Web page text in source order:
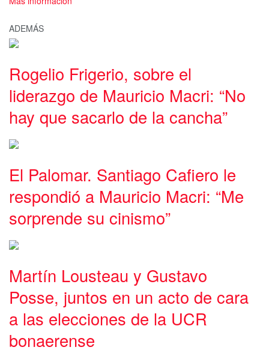
ADEMÁS
Rogelio Frigerio, sobre el
liderazgo de Mauricio Macri: “No
hay que sacarlo de la cancha”
El Palomar. Santiago Cafiero le
respondió a Mauricio Macri: “Me
sorprende su cinismo”
Martín Lousteau y Gustavo
Posse, juntos en un acto de cara
a las elecciones de la UCR
bonaerense